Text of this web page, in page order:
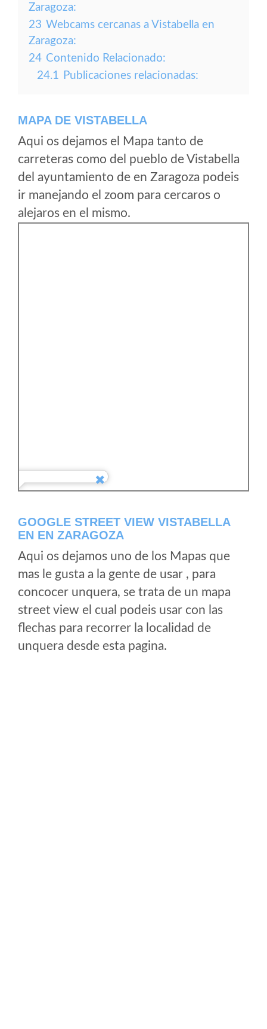
Zaragoza:
23 Webcams cercanas a Vistabella en
Zaragoza:
24 Contenido Relacionado:
24.1 Publicaciones relacionadas:
MAPA DE VISTABELLA
Aqui os dejamos el Mapa tanto de
carreteras como del pueblo de Vistabella
del ayuntamiento de en Zaragoza podeis
ir manejando el zoom para cercaros o
alejaros en el mismo.
GOOGLE STREET VIEW VISTABELLA
EN EN ZARAGOZA
Aqui os dejamos uno de los Mapas que
mas le gusta a la gente de usar , para
concocer unquera, se trata de un mapa
street view el cual podeis usar con las
flechas para recorrer la localidad de
unquera desde esta pagina.